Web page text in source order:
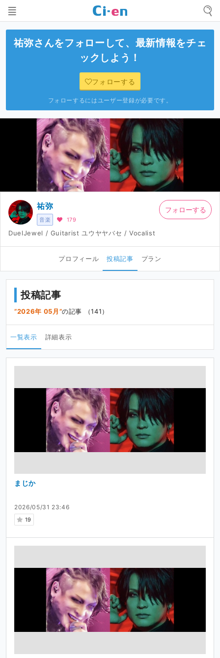
祐弥さんをフォローして、最新情報をチェ
ックしよう！
フォローする
フォローするにはユーザー登録が必要です。
音楽
祐弥
179
DuelJewel / Guitarist ユウヤヤバセ / Vocalist
フォローする
プロフィール 投稿記事 プラン
投稿記事
2026年 05月 の記事 （141）
一覧表示 詳細表示
2026/05/31 23:46
19
まじか